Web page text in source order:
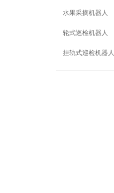
水果采摘机器人
轮式巡检机器人
挂轨式巡检机器人